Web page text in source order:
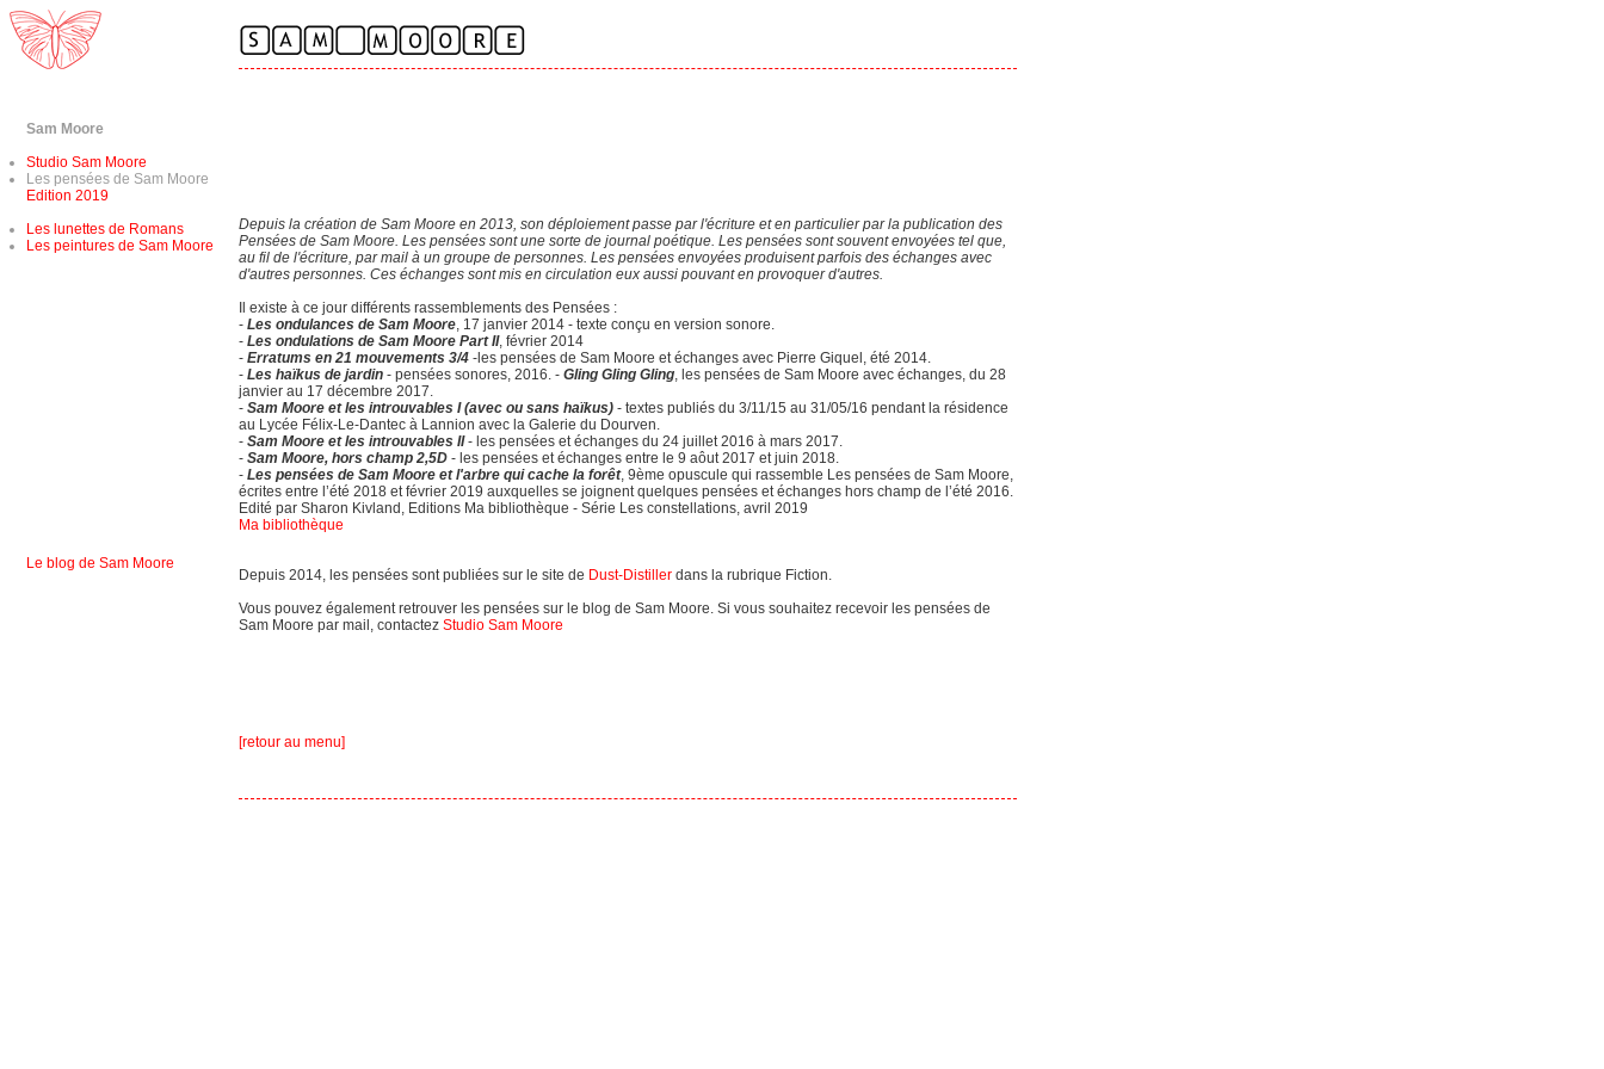
Sam Moore
Studio Sam Moore
Les pensées de Sam Moore
Edition 2019
Les lunettes de Romans
Les peintures de Sam Moore
Le blog de Sam Moore
Depuis la création de Sam Moore en 2013, son déploiement passe par l'écriture et en particulier par la publication des
Pensées de Sam Moore. Les pensées sont une sorte de journal poétique. Les pensées sont souvent envoyées tel que,
au fil de l'écriture, par mail à un groupe de personnes. Les pensées envoyées produisent parfois des échanges avec
d'autres personnes. Ces échanges sont mis en circulation eux aussi pouvant en provoquer d'autres.
Il existe à ce jour différents rassemblements des Pensées :
- Les ondulances de Sam Moore, 17 janvier 2014 - texte conçu en version sonore.
- Les ondulations de Sam Moore Part II, février 2014
- Erratums en 21 mouvements 3/4 -les pensées de Sam Moore et échanges avec Pierre Giquel, été 2014.
- Les haïkus de jardin - pensées sonores, 2016. - Gling Gling Gling, les pensées de Sam Moore avec échanges, du 28
janvier au 17 décembre 2017.
- Sam Moore et les introuvables I (avec ou sans haïkus) - textes publiés du 3/11/15 au 31/05/16 pendant la résidence
au Lycée Félix-Le-Dantec à Lannion avec la Galerie du Dourven.
- Sam Moore et les introuvables II- les pensées et échanges du 24 juillet 2016 à mars 2017.
- Sam Moore, hors champ 2,5D - les pensées et échanges entre le 9 aôut 2017 et juin 2018.
- Les pensées de Sam Moore et l'arbre qui cache la forêt, 9ème opuscule qui rassemble Les pensées de Sam Moore,
écrites entre l’été 2018 et février 2019 auxquelles se joignent quelques pensées et échanges hors champ de l’été 2016.
Edité par Sharon Kivland, Editions Ma bibliothèque - Série Les constellations, avril 2019
Ma bibliothèque
Depuis 2014, les pensées sont publiées sur le site de Dust-Distiller dans la rubrique Fiction.
Vous pouvez également retrouver les pensées sur le blog de Sam Moore. Si vous souhaitez recevoir les pensées de
Sam Moore par mail, contactez Studio Sam Moore
[retour au menu]